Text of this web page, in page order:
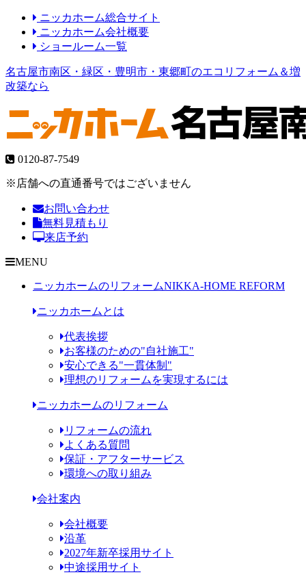
ニッカホーム総合サイト
ニッカホーム会社概要
ショールーム一覧
名古屋市南区・緑区・豊明市・東郷町のエコリフォーム＆増
改築なら
0120-87-7549
※店舗への直通番号ではございません
お問い合わせ
無料見積もり
来店予約
MENU
ニッカホームのリフォームNIKKA-HOME REFORM
ニッカホームとは
代表挨拶
お客様のための"自社施工"
安心できる"一貫体制"
理想のリフォームを実現するには
ニッカホームのリフォーム
リフォームの流れ
よくある質問
保証・アフターサービス
環境への取り組み
会社案内
会社概要
沿革
2027年新卒採用サイト
中途採用サイト